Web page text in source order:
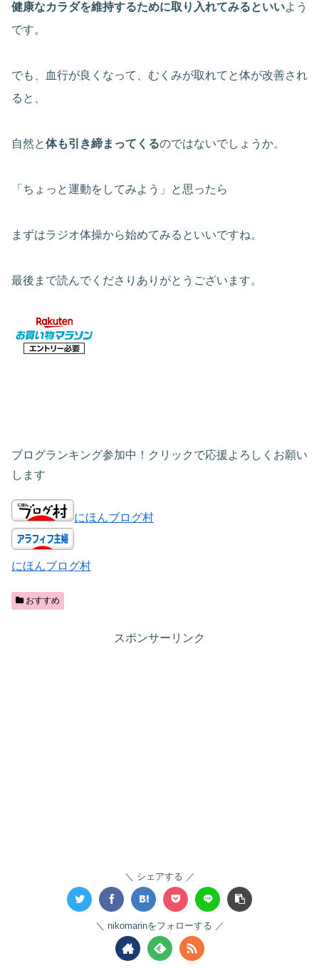
健康なカラダを維持するために取り入れてみるといいよう
です。
でも、血行が良くなって、むくみが取れてと体が改善され
ると、
自然と体も引き締まってくるのではないでしょうか。
「ちょっと運動をしてみよう」と思ったら
まずはラジオ体操から始めてみるといいですね。
最後まで読んでくださりありがとうございます。
ブログランキング参加中！クリックで応援よろしくお願い
します
にほんブログ村
にほんブログ村
おすすめ
スポンサーリンク
シェアする
nikomarinをフォローする